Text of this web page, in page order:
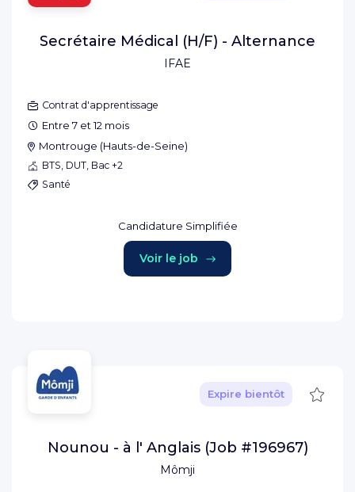
IFAE
Secrétaire Médical (H/F) - Alternance
Contrat d'apprentissage
Entre 7 et 12 mois
Montrouge (Hauts-de-Seine)
BTS, DUT, Bac +2
Santé
Candidature Simplifiée
Voir le job
Mômji
Expire bientôt
Nounou - à l' Anglais (Job #196967)